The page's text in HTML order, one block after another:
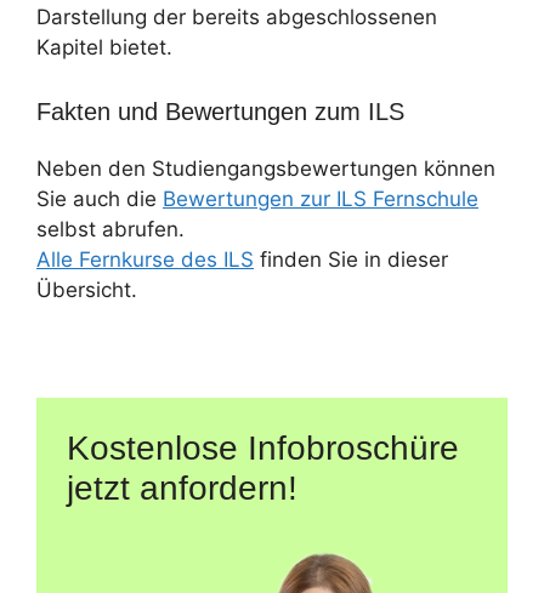
Darstellung der bereits abgeschlossenen
Kapitel bietet.
Fakten und Bewertungen zum ILS
Neben den Studiengangsbewertungen können
Sie auch die Bewertungen zur ILS Fernschule
selbst abrufen.
Alle Fernkurse des ILS finden Sie in dieser
Übersicht.
Kostenlose Infobroschüre
jetzt anfordern!